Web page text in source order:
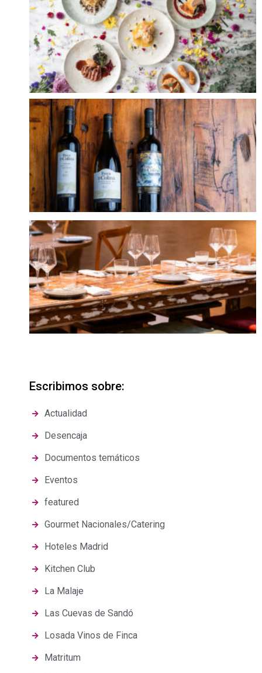
Escribimos sobre:
Actualidad
Desencaja
Documentos temáticos
Eventos
featured
Gourmet Nacionales/Catering
Hoteles Madrid
Kitchen Club
La Malaje
Las Cuevas de Sandó
Losada Vinos de Finca
Matritum